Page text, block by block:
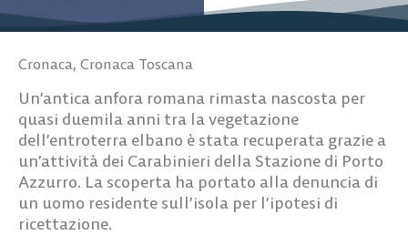
Cronaca, Cronaca Toscana
Un’antica anfora romana rimasta nascosta per
quasi duemila anni tra la vegetazione
dell’entroterra elbano è stata recuperata grazie a
un’attività dei Carabinieri della Stazione di Porto
Azzurro. La scoperta ha portato alla denuncia di
un uomo residente sull’isola per l’ipotesi di
ricettazione.